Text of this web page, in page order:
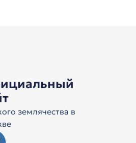
землячества в